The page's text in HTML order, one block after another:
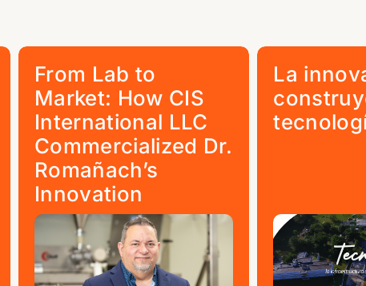
From Lab to
Market: How CIS
International LLC
Commercialized Dr.
Romañach’s
Innovation
La